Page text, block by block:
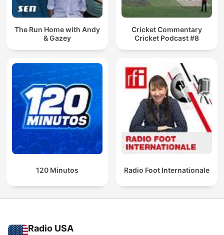
The Run Home with Andy
& Gazey
Cricket Commentary
Cricket Podcast #8
120 Minutos Radio Foot Internationale
Radio USA